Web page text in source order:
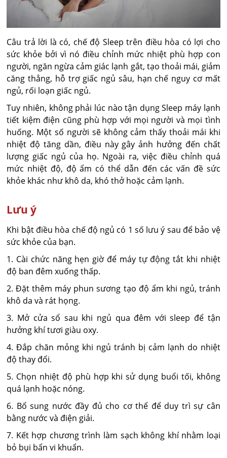
Câu trả lời là có, chế độ Sleep trên điều hòa có lợi cho
sức khỏe bởi vì nó điều chỉnh mức nhiệt phù hợp con
người, ngăn ngừa cảm giác lạnh gắt, tạo thoải mái, giảm
căng thẳng, hỗ trợ giấc ngủ sâu, hạn chế nguy cơ mất
ngủ, rối loạn giấc ngủ.
Tuy nhiên, không phải lúc nào tận dụng Sleep máy lạnh
tiết kiệm điện cũng phù hợp với mọi người và mọi tình
huống. Một số người sẽ không cảm thấy thoải mái khi
nhiệt độ tăng dần, điều này gây ảnh hưởng đến chất
lượng giấc ngủ của họ. Ngoài ra, việc điều chỉnh quá
mức nhiệt độ, độ ẩm có thể dẫn đến các vấn đề sức
khỏe khác như khô da, khó thở hoặc cảm lạnh.
Lưu ý
Khi bật điều hòa chế độ ngủ có 1 số lưu ý sau để bảo vệ
sức khỏe của bạn.
1. Cài chức năng hẹn giờ để máy tự động tắt khi nhiệt
độ ban đêm xuống thấp.
2. Đặt thêm máy phun sương tạo độ ẩm khi ngủ, tránh
khô da và rát họng.
3. Mở cửa sổ sau khi ngủ qua đêm với sleep để tận
hưởng khí tươi giàu oxy.
4. Đắp chăn mỏng khi ngủ tránh bị cảm lạnh do nhiệt
độ thay đổi.
5. Chọn nhiệt độ phù hợp khi sử dụng buổi tối, không
quá lạnh hoặc nóng.
6. Bổ sung nước đầy đủ cho cơ thể để duy trì sự cân
bằng nước và điện giải.
7. Kết hợp chương trình làm sạch không khí nhằm loại
bỏ bụi bẩn vi khuẩn.